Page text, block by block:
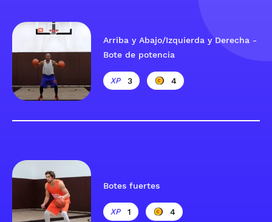
Arriba y Abajo/Izquierda y Derecha -
Bote de potencia
3 4
Botes fuertes
1 4